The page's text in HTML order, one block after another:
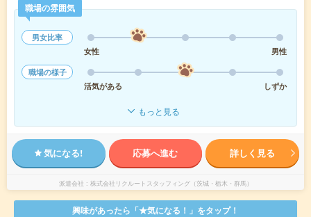
職場の雰囲気
男女比率
女性
男性
職場の様子
活気がある
しずか
もっと見る
気になる! 応募へ進む 詳しく見る
派遣会社 株式会社リクルートスタッフィング（茨城・栃木・群馬）
興味があったら「★気になる！」をタップ！